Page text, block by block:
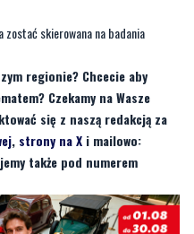
regionie? Chcecie aby
Czekamy na Wasze
się z naszą redakcją za
,strony na X i mailowo:
także pod numerem